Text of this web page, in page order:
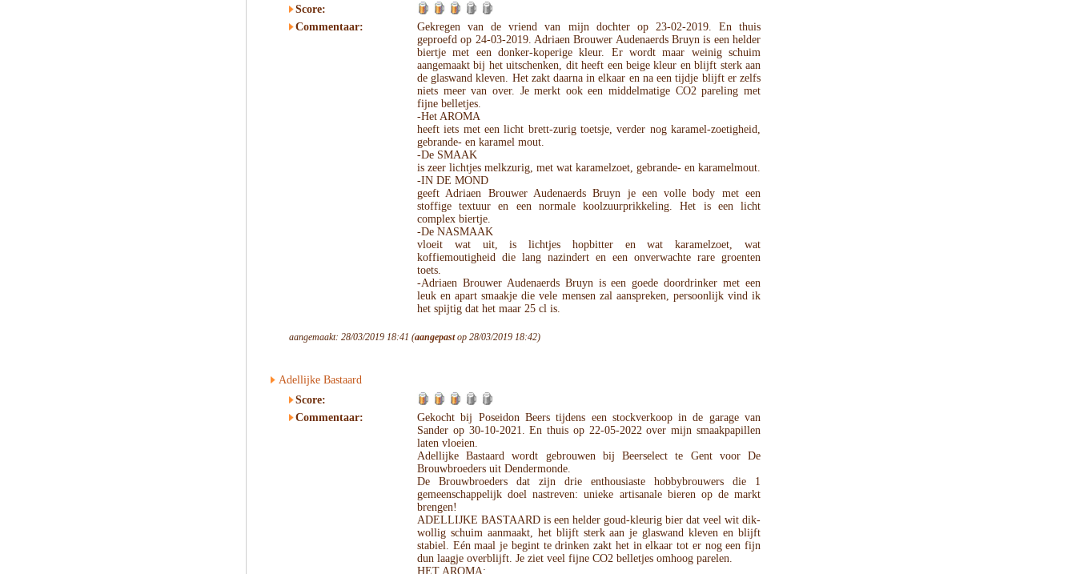
Score:
Commentaar:
Gekregen van de vriend van mijn dochter op 23-02-2019. En thuis
geproefd op 24-03-2019. Adriaen Brouwer Audenaerds Bruyn is een helder
biertje met een donker-koperige kleur. Er wordt maar weinig schuim
aangemaakt bij het uitschenken, dit heeft een beige kleur en blijft sterk aan
de glaswand kleven. Het zakt daarna in elkaar en na een tijdje blijft er zelfs
niets meer van over. Je merkt ook een middelmatige CO2 pareling met
fijne belletjes.
-Het AROMA
heeft iets met een licht brett-zurig toetsje, verder nog karamel-zoetigheid,
gebrande- en karamel mout.
-De SMAAK
is zeer lichtjes melkzurig, met wat karamelzoet, gebrande- en karamelmout.
-IN DE MOND
geeft Adriaen Brouwer Audenaerds Bruyn je een volle body met een
stoffige textuur en een normale koolzuurprikkeling. Het is een licht
complex biertje.
-De NASMAAK
vloeit wat uit, is lichtjes hopbitter en wat karamelzoet, wat
koffiemoutigheid die lang nazindert en een onverwachte rare groenten
toets.
-Adriaen Brouwer Audenaerds Bruyn is een goede doordrinker met een
leuk en apart smaakje die vele mensen zal aanspreken, persoonlijk vind ik
het spijtig dat het maar 25 cl is.
aangemaakt: 28/03/2019 18:41 (aangepastop 28/03/2019 18:42)
Adellijke Bastaard
Score:
Commentaar:
Gekocht bij Poseidon Beers tijdens een stockverkoop in de garage van
Sander op 30-10-2021. En thuis op 22-05-2022 over mijn smaakpapillen
laten vloeien.
Adellijke Bastaard wordt gebrouwen bij Beerselect te Gent voor De
Brouwbroeders uit Dendermonde.
De Brouwbroeders dat zijn drie enthousiaste hobbybrouwers die 1
gemeenschappelijk doel nastreven: unieke artisanale bieren op de markt
brengen!
ADELLIJKE BASTAARD is een helder goud-kleurig bier dat veel wit dik-
wollig schuim aanmaakt, het blijft sterk aan je glaswand kleven en blijft
stabiel. Eén maal je begint te drinken zakt het in elkaar tot er nog een fijn
dun laagje overblijft. Je ziet veel fijne CO2 belletjes omhoog parelen.
HET AROMA: